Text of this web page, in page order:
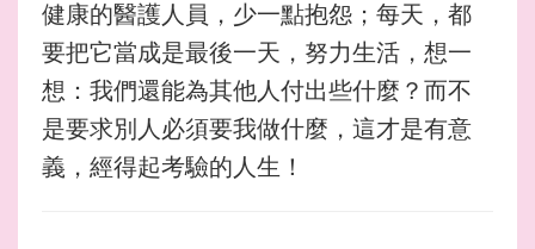
健康的醫護人員，少一點抱怨；每天，都
要把它當成是最後一天，努力生活，想一
想：我們還能為其他人付出些什麼？而不
是要求別人必須要我做什麼，這才是有意
義，經得起考驗的人生！